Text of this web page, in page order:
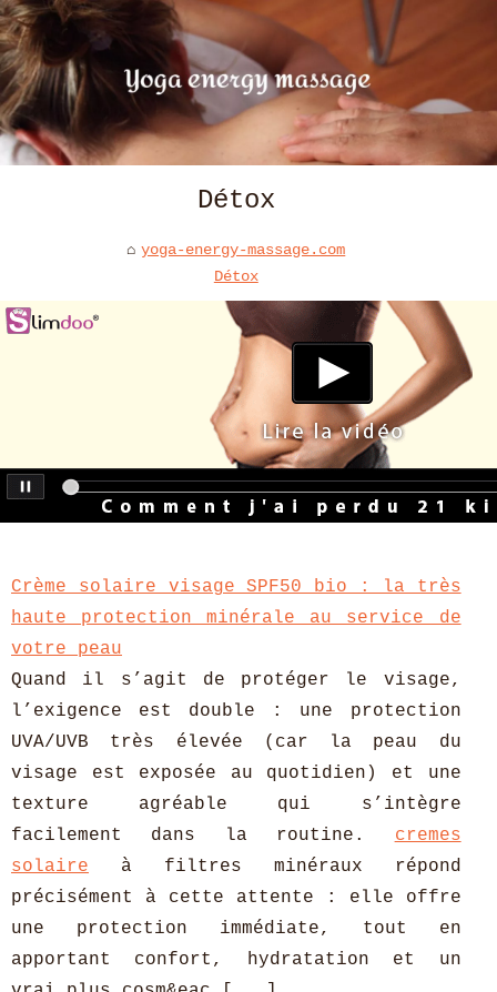
Détox
yoga-energy-massage.com
Détox
Crème solaire visage SPF50 bio : la très
haute protection minérale au service de
votre peau
Quand il s’agit de protéger le visage,
l’exigence est double : une protection
UVA/UVB très élevée (car la peau du
visage est exposée au quotidien) et une
texture agréable qui s’intègre
facilement dans la routine. cremes
solaire à filtres minéraux répond
précisément à cette attente : elle offre
une protection immédiate, tout en
apportant confort, hydratation et un